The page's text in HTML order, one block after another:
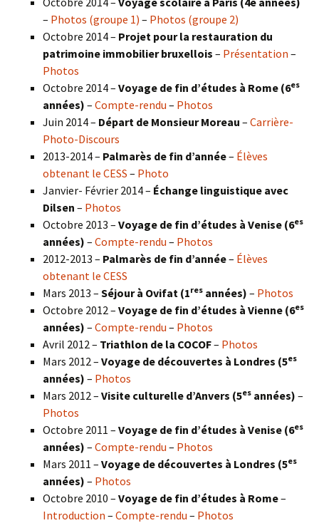
– Photos (groupe 1) – Photos (groupe 2)
Octobre 2014 – Projet pour la restauration du
patrimoine immobilier bruxellois – Présentation –
Photos
Octobre 2014 – Voyage de fin d’études à Rome (6es
années) – Compte-rendu – Photos
Juin 2014 – Départ de Monsieur Moreau – Carrière-
Photo-Discours
2013-2014 – Palmarès de fin d’année– Élèves
obtenant le CESS – Photo
Janvier- Février 2014 – Échange linguistique avec
Dilsen – Photos
Octobre 2013 – Voyage de fin d’études à Venise (6es
années) – Compte-rendu – Photos
2012-2013 – Palmarès de fin d’année– Élèves
obtenant le CESS
Mars 2013 – Séjour à Ovifat (1res années) – Photos
Octobre 2012 – Voyage de fin d’études à Vienne (6es
années) – Compte-rendu – Photos
Avril 2012 – Triathlon de la COCOF– Photos
Mars 2012 – Voyage de découvertes à Londres (5es
années) – Photos
Mars 2012 – Visite culturelle d’Anvers (5es années) –
Photos
Octobre 2011 – Voyage de fin d’études à Venise (6es
années) – Compte-rendu – Photos
Mars 2011 – Voyage de découvertes à Londres (5es
années) – Photos
Octobre 2010 – Voyage de fin d’études à Rome–
Introduction – Compte-rendu – Photos